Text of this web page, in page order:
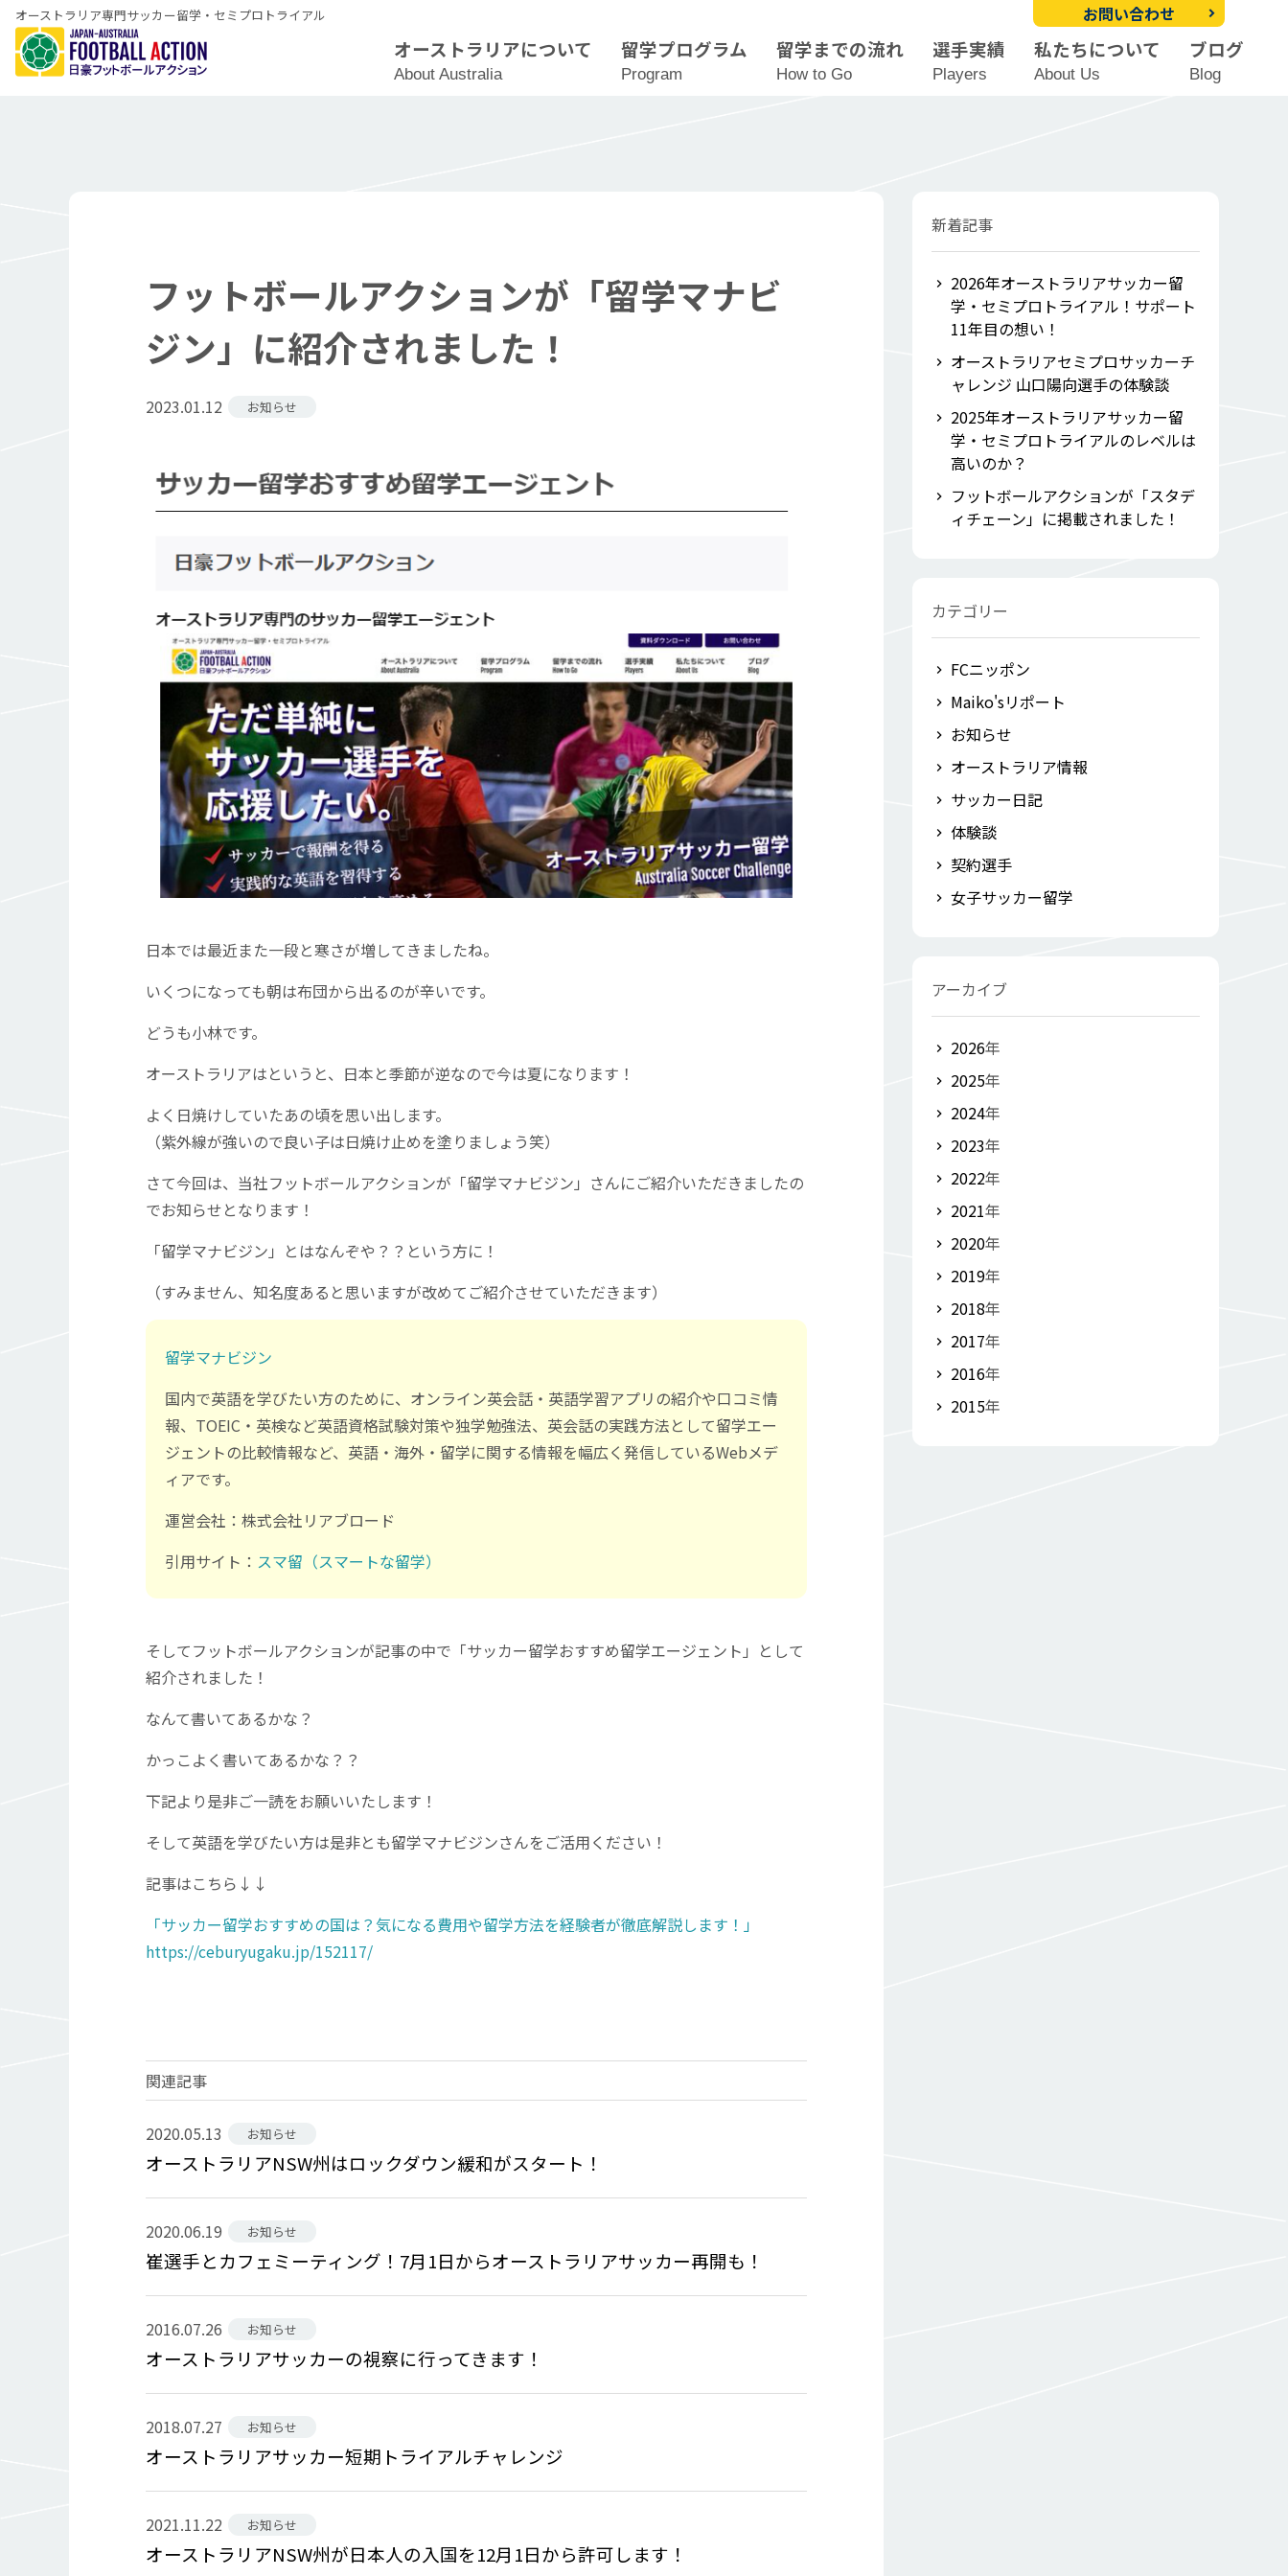
オーストラリア専門サッカー留学・セミプロトライアル
オーストラリアについて
About Australia
留学プログラム
Program
留学までの流れ
How to Go
選手実績
Players
私たちについて
About Us
ブログ
Blog
お問い合わせ
フットボールアクションが「留学マナビ
ジン」に紹介されました！
2023.01.12 お知らせ
日本では最近また一段と寒さが増してきましたね。
いくつになっても朝は布団から出るのが辛いです。
どうも小林です。
オーストラリアはというと、日本と季節が逆なので今は夏になります！
よく日焼けしていたあの頃を思い出します。
（紫外線が強いので良い子は日焼け止めを塗りましょう笑）
さて今回は、当社フットボールアクションが「留学マナビジン」さんにご紹介いただきましたの
でお知らせとなります！
「留学マナビジン」とはなんぞや？？という方に！
（すみません、知名度あると思いますが改めてご紹介させていただきます）
留学マナビジン
国内で英語を学びたい方のために、オンライン英会話・英語学習アプリの紹介や口コミ情
報、TOEIC・英検など英語資格試験対策や独学勉強法、英会話の実践方法として留学エー
ジェントの比較情報など、英語・海外・留学に関する情報を幅広く発信しているWebメデ
ィアです。
運営会社：株式会社リアブロード
引用サイト： スマ留（スマートな留学）
そしてフットボールアクションが記事の中で「サッカー留学おすすめ留学エージェント」として
紹介されました！
なんて書いてあるかな？
かっこよく書いてあるかな？？
下記より是非ご一読をお願いいたします！
そして英語を学びたい方は是非とも留学マナビジンさんをご活用ください！
記事はこちら↓↓
「サッカー留学おすすめの国は？気になる費用や留学方法を経験者が徹底解説します！」
https://ceburyugaku.jp/152117/
関連記事
2020.05.13 お知らせ
オーストラリアNSW州はロックダウン緩和がスタート！
2020.06.19 お知らせ
崔選手とカフェミーティング！7月1日からオーストラリアサッカー再開も！
2016.07.26 お知らせ
オーストラリアサッカーの視察に行ってきます！
2018.07.27 お知らせ
オーストラリアサッカー短期トライアルチャレンジ
2021.11.22 お知らせ
オーストラリアNSW州が日本人の入国を12月1日から許可します！
新着記事
2026年オーストラリアサッカー留
学・セミプロトライアル！サポート
11年目の想い！
オーストラリアセミプロサッカーチ
ャレンジ 山口陽向選手の体験談
2025年オーストラリアサッカー留
学・セミプロトライアルのレベルは
高いのか？
フットボールアクションが「スタデ
ィチェーン」に掲載されました！
カテゴリー
FCニッポン
Maiko'sリポート
お知らせ
オーストラリア情報
サッカー日記
体験談
契約選手
女子サッカー留学
アーカイブ
2026年
2025年
2024年
2023年
2022年
2021年
2020年
2019年
2018年
2017年
2016年
2015年